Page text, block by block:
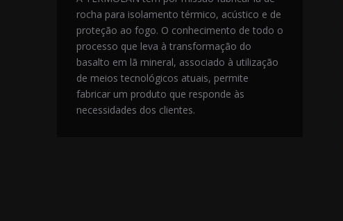
rocha para isolamento térmico, acústico e de
proteção ao fogo. O conhecimento de todo o
processo que leva à transformação do
basalto em lã mineral, associado à utilização
de meios tecnológicos atuais, permite
fabricar um produto que responde às
necessidades dos clientes.